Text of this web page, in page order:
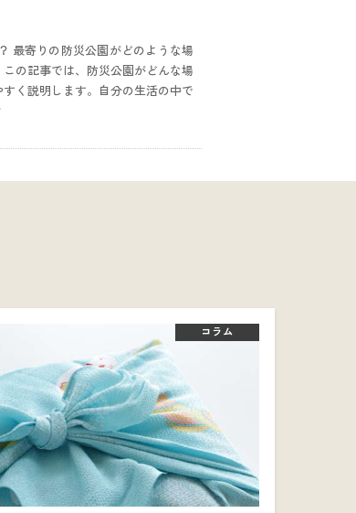
最寄りの防災公園がどのような場
の記事では、防災公園がどんな場
く説明します。自分の生活の中で
コラム